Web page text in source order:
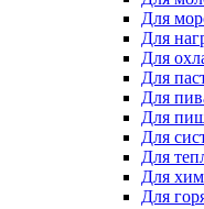
Для
Для
Для
Для
Для
Для
Для
Для
Для
Для